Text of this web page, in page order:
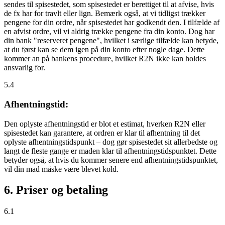
sendes til spisestedet, som spisestedet er berettiget til at afvise, hvis
de fx har for travlt eller lign. Bemærk også, at vi tidligst trækker
pengene for din ordre, når spisestedet har godkendt den. I tilfælde af
en afvist ordre, vil vi aldrig trække pengene fra din konto. Dog har
din bank "reserveret pengene", hvilket i særlige tilfælde kan betyde,
at du først kan se dem igen på din konto efter nogle dage. Dette
kommer an på bankens procedure, hvilket R2N ikke kan holdes
ansvarlig for.
5.4
Afhentningstid:
Den oplyste afhentningstid er blot et estimat, hverken R2N eller
spisestedet kan garantere, at ordren er klar til afhentning til det
oplyste afhentningstidspunkt – dog gør spisestedet sit allerbedste og
langt de fleste gange er maden klar til afhentningstidspunktet. Dette
betyder også, at hvis du kommer senere end afhentningstidspunktet,
vil din mad måske være blevet kold.
6. Priser og betaling
6.1